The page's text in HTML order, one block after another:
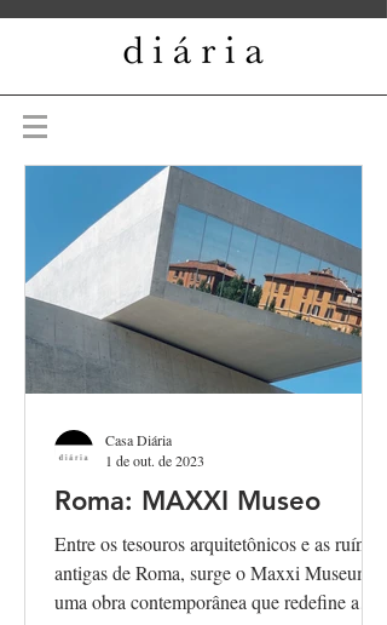
Roma: MAXXI Museo
Entre os tesouros arquitetônicos e as ruínas
antigas de Roma, surge o Maxxi Museum,
uma obra contemporânea que redefine a
Casa Diária
1 de out. de 2023